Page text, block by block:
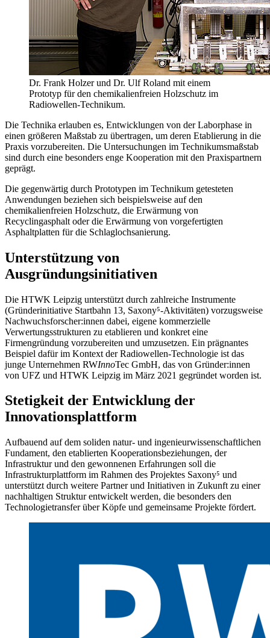
Dr. Frank Holzer und Dr. Ulf Roland mit einem
Prototyp für den chemikalienfreien Holzschutz im
Radiowellen-Technikum.
Die Technika erlauben es, Entwicklungen von der Laborphase in
einen größeren Maßstab zu übertragen, um deren Etablierung in die
Praxis vorzubereiten. Die Untersuchungen im Technikumsmaßstab
sind durch eine besonders enge Kooperation mit den Praxispartnern
geprägt.
Die gegenwärtig durch Prototypen im Technikum getesteten
Anwendungen beziehen sich beispielsweise auf den
chemikalienfreien Holzschutz, die Erwärmung von
Recyclingasphalt oder die Erwärmung von vorgefertigten
Asphaltplatten für die Schlaglochsanierung.
Unterstützung von
Ausgründungsinitiativen
Die HTWK Leipzig unterstützt durch zahlreiche Instrumente
(Gründerinitiative Startbahn 13, Saxony⁵-Aktivitäten) vorzugsweise
Nachwuchsforscher:innen dabei, eigene kommerzielle
Verwertungsstrukturen zu etablieren und konkret eine
Firmengründung vorzubereiten und umzusetzen. Ein prägnantes
Beispiel dafür im Kontext der Radiowellen-Technologie ist das
junge Unternehmen RWInnoTec GmbH, das von Gründer:innen
von UFZ und HTWK Leipzig im März 2021 gegründet worden ist.
Stetigkeit der Entwicklung der
Innovationsplattform
Aufbauend auf dem soliden natur- und ingenieurwissenschaftlichen
Fundament, den etablierten Kooperationsbeziehungen, der
Infrastruktur und den gewonnenen Erfahrungen soll die
Infrastrukturplattform im Rahmen des Projektes Saxony⁵ und
unterstützt durch weitere Partner und Initiativen in Zukunft zu einer
nachhaltigen Struktur entwickelt werden, die besonders den
Technologietransfer über Köpfe und gemeinsame Projekte fördert.